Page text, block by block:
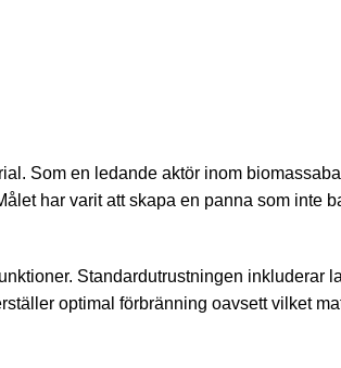
Som en ledande aktör inom
har varit att skapa en panna som inte
Standardutrustningen inkluderar
optimal förbränning oavsett vilket